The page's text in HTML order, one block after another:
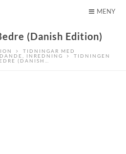
MENY
(Danish Edition)
TIDNINGAR MED
INREDNING
TIDNINGEN
(DANISH…